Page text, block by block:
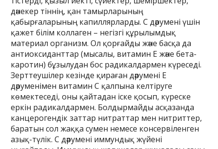
дәнекер тіннің, қан тамырларының
қабырғаларының капиллярларды. С дәрумені үшін
қажет білім коллаген – негізгі құрылымдық
материал организм. Ол қорғайды және басқа да
антиоксиданттар (мысалы, витамин E және бета-
каротин) бұзылудан бос радикалдармен күреседі.
Зерттеушілер кезінде қираған дәрумені Е
дәруменімен витамин C қалпына келтіруге
көмектеседі, оны қайтадан іске қосып, күреске
еркін радикалдармен. Болдырмайды асқазанда
канцерогендік заттар нитраттар мен нитриттер,
баратын сол жаққа сумен немесе консервіленген
азық-түлік. С дәрумені иммундық жүйені